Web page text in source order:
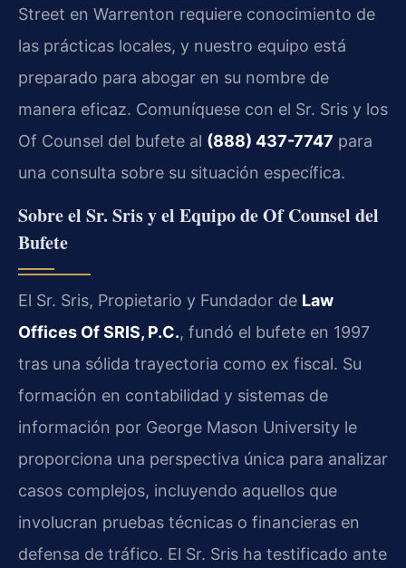
Street en Warrenton requiere conocimiento de
las prácticas locales, y nuestro equipo está
preparado para abogar en su nombre de
manera eficaz. Comuníquese con el Sr. Sris y los
Of Counsel del bufete al (888) 437-7747 para
una consulta sobre su situación específica.
Sobre el Sr. Sris y el Equipo de Of Counsel del
Bufete
El Sr. Sris, Propietario y Fundador de Law
Offices Of SRIS, P.C., fundó el bufete en 1997
tras una sólida trayectoria como ex fiscal. Su
formación en contabilidad y sistemas de
información por George Mason University le
proporciona una perspectiva única para analizar
casos complejos, incluyendo aquellos que
involucran pruebas técnicas o financieras en
defensa de tráfico. El Sr. Sris ha testificado ante